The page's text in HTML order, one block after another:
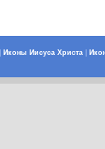
Иконы Иисуса Христа|